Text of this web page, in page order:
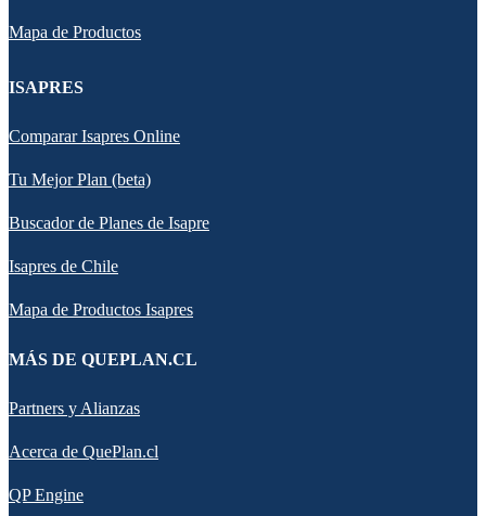
Mapa de Productos
ISAPRES
Comparar Isapres Online
Tu Mejor Plan (beta)
Buscador de Planes de Isapre
Isapres de Chile
Mapa de Productos Isapres
MÁS DE QUEPLAN.CL
Partners y Alianzas
Acerca de QuePlan.cl
QP Engine